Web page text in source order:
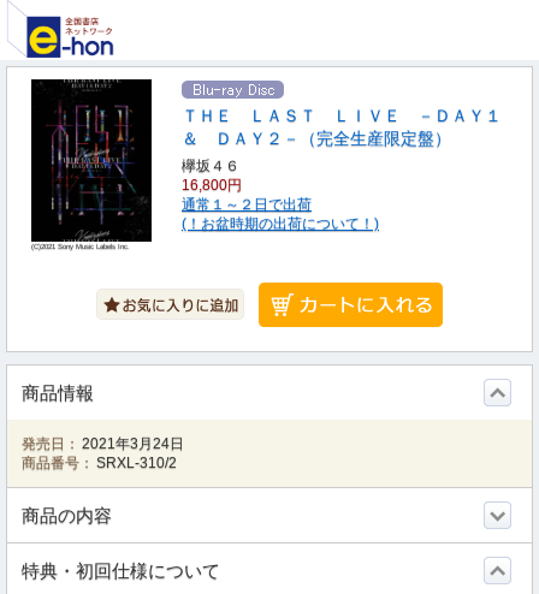
(C)2021 Sony Music Labels Inc.
ＴＨＥ ＬＡＳＴ ＬＩＶＥ －ＤＡＹ１
＆ ＤＡＹ２－（完全生産限定盤）
欅坂４６
16,800円
通常１～２日で出荷
(！お盆時期の出荷について！)
商品情報
発売日： 2021年3月24日
商品番号： SRXL-310/2
商品の内容
特典・初回仕様について